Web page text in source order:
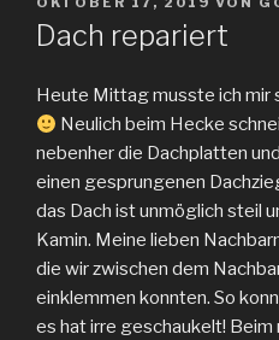
AM
Dach repariert
Heute Mittag musste ich mir
Neulich beim Hecke
nebenher die Dachplatten
einen gesprungenen
das Dach ist unmöglich steil
Kamin. Meine lieben
die wir zwischen dem
einklemmen konnten. So
es hat irre geschaukelt!